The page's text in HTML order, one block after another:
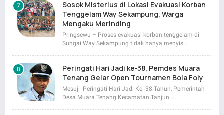
Sosok Misterius di Lokasi Evakuasi Korban
Tenggelam Way Sekampung, Warga
Mengaku Merinding
Pringsewu – Proses evakuasi korban tenggelam di
Sungai Way Sekampung tidak hanya menyis…
Peringati Hari Jadi ke-38, Pemdes Muara
Tenang Gelar Open Tournamen Bola Foly
Mesuji -Peringati Hari Jadi Ke -38 Tahun, Pemerintah
Desa Muara Tenang Kecamatan Tanjun…